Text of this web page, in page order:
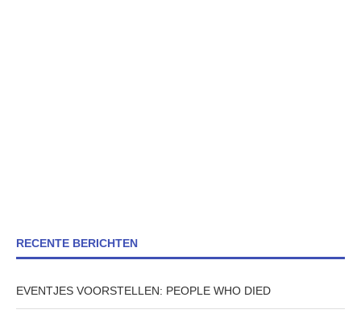
RECENTE BERICHTEN
EVENTJES VOORSTELLEN: PEOPLE WHO DIED